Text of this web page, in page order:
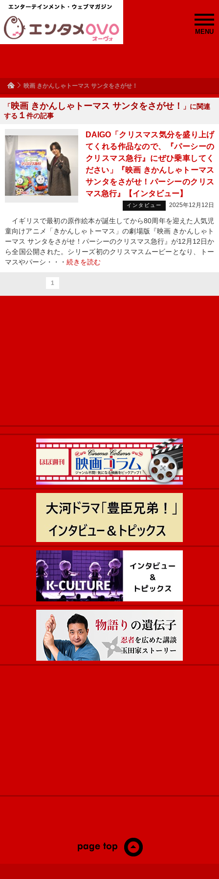
MENU
映画 きかんしゃトーマス サンタをさがせ！
「映画 きかんしゃトーマス サンタをさがせ！
」に関連
する １ 件の記事
DAIGO「クリスマス気分を盛り上げ
てくれる作品なので、『パーシーの
クリスマス急行』にぜひ乗車してく
ださい」『映画 きかんしゃトーマス
サンタをさがせ！パーシーのクリス
マス急行』【インタビュー】
インタビュー 2025年12月12日
イギリスで最初の原作絵本が誕生してから80周年を迎えた人気児
童向けアニメ「きかんしゃトーマス」の劇場版『映画 きかんしゃト
ーマス サンタをさがせ！パーシーのクリスマス急行』が12月12日か
ら全国公開された。シリーズ初のクリスマスムービーとなり、トー
マスやパーシ・・・ 続きを読む
1